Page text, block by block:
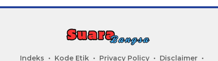
Indeks Kode Etik Privacy Policy Disclaimer